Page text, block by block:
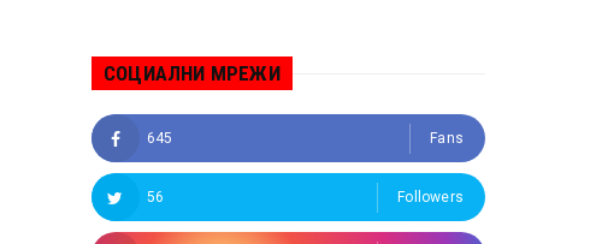
СОЦИАЛНИ МРЕЖИ
645 Fans
56 Followers